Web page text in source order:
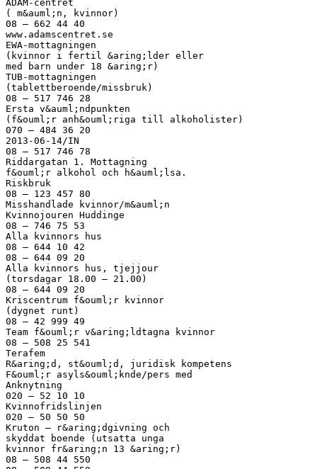
ADAM-centret
( m&auml;n, kvinnor)
08 – 662 44 40
www.adamscentret.se
EWA-mottagningen
(kvinnor i fertil &aring;lder eller
med barn under 18 &aring;r)
TUB-mottagningen
(tablettberoende/missbruk)
08 – 517 746 28
Ersta v&auml;ndpunkten
(f&ouml;r anh&ouml;riga till alkoholister)
070 – 484 36 20
2013-06-14/IN
08 – 517 746 78
Riddargatan 1. Mottagning
f&ouml;r alkohol och h&auml;lsa.
Riskbruk
08 – 123 457 80
Misshandlade kvinnor/m&auml;n
Kvinnojouren Huddinge
08 – 746 75 53
Alla kvinnors hus
08 – 644 10 42
08 – 644 09 20
Alla kvinnors hus, tjejjour
(torsdagar 18.00 – 21.00)
08 – 644 09 20
Kriscentrum f&ouml;r kvinnor
(dygnet runt)
08 – 42 999 49
Team f&ouml;r v&aring;ldtagna kvinnor
08 – 508 25 541
Terafem
R&aring;d, st&ouml;d, juridisk kompetens
F&ouml;r asyls&ouml;knde/pers med
Anknytning
020 – 52 10 10
Kvinnofridslinjen
020 – 50 50 50
Kruton – r&aring;dgivning och
skyddat boende (utsatta unga
kvinnor fr&aring;n 13 &aring;r)
08 – 508 44 550